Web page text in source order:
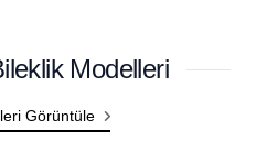
Modelleri
Görüntüle